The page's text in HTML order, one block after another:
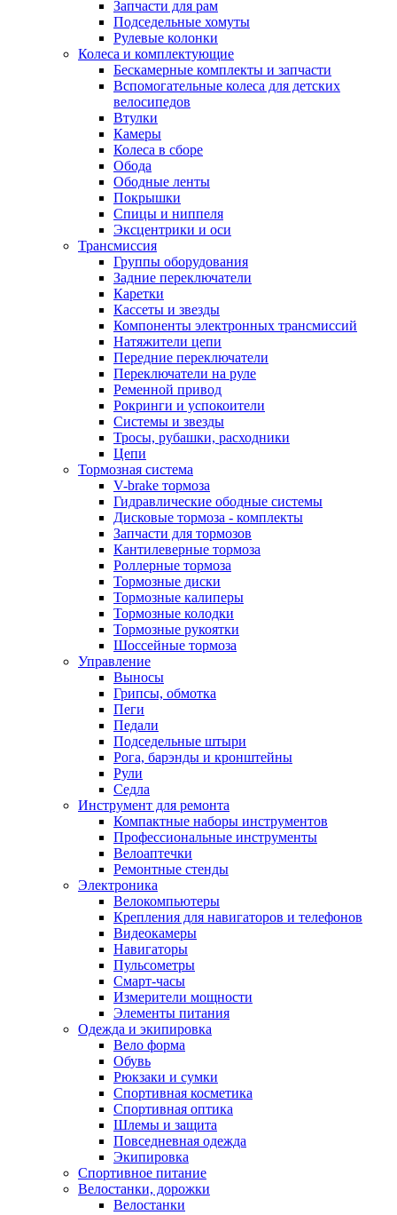
Запчасти для рам
Подседельные хомуты
Рулевые колонки
Колеса и комплектующие
Бескамерные комплекты и запчасти
Вспомогательные колеса для детских
велосипедов
Втулки
Камеры
Колеса в сборе
Обода
Ободные ленты
Покрышки
Спицы и ниппеля
Эксцентрики и оси
Трансмиссия
Группы оборудования
Задние переключатели
Каретки
Кассеты и звезды
Компоненты электронных трансмиссий
Натяжители цепи
Передние переключатели
Переключатели на руле
Ременной привод
Рокринги и успокоители
Системы и звезды
Тросы, рубашки, расходники
Цепи
Тормозная система
V-brake тормоза
Гидравлические ободные системы
Дисковые тормоза - комплекты
Запчасти для тормозов
Кантилеверные тормоза
Роллерные тормоза
Тормозные диски
Тормозные калиперы
Тормозные колодки
Тормозные рукоятки
Шоссейные тормоза
Управление
Выносы
Грипсы, обмотка
Пеги
Педали
Подседельные штыри
Рога, барэнды и кронштейны
Рули
Седла
Инструмент для ремонта
Компактные наборы инструментов
Профессиональные инструменты
Велоаптечки
Ремонтные стенды
Электроника
Велокомпьютеры
Крепления для навигаторов и телефонов
Видеокамеры
Навигаторы
Пульсометры
Смарт-часы
Измерители мощности
Элементы питания
Одежда и экипировка
Вело форма
Обувь
Рюкзаки и сумки
Спортивная косметика
Спортивная оптика
Шлемы и защита
Повседневная одежда
Экипировка
Спортивное питание
Велостанки, дорожки
Велостанки